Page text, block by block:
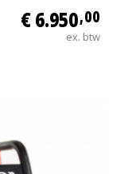
€ 6.950,00
ex. btw